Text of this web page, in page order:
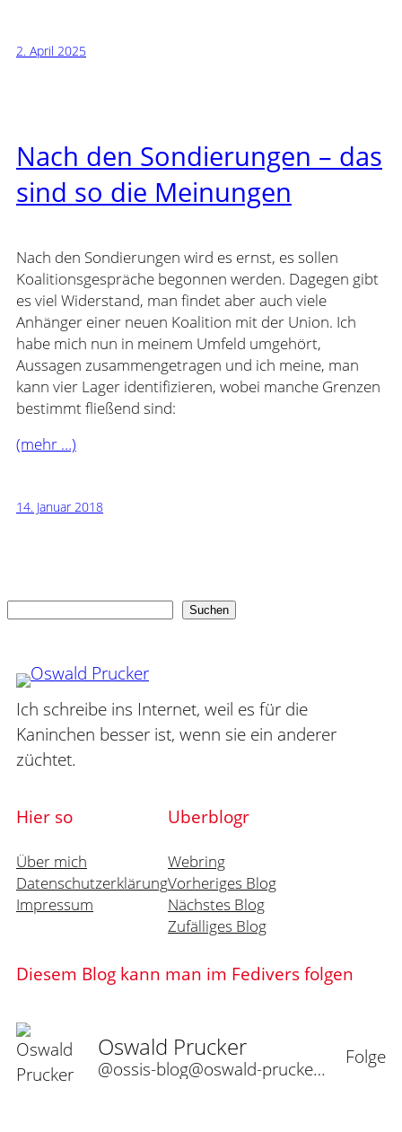
2. April 2025
Nach den Sondierungen – das
sind so die Meinungen
Nach den Sondierungen wird es ernst, es sollen
Koalitionsgespräche begonnen werden. Dagegen gibt
es viel Widerstand, man findet aber auch viele
Anhänger einer neuen Koalition mit der Union. Ich
habe mich nun in meinem Umfeld umgehört,
Aussagen zusammengetragen und ich meine, man
kann vier Lager identifizieren, wobei manche Grenzen
bestimmt fließend sind:
(mehr …)
14. Januar 2018
Suchen
Ich schreibe ins Internet, weil es für die
Kaninchen besser ist, wenn sie ein anderer
züchtet.
Hier so
Über mich
Datenschutzerklärung
Impressum
Uberblogr
Webring
Vorheriges Blog
Nächstes Blog
Zufälliges Blog
Diesem Blog kann man im Fedivers folgen
Oswald Prucker
@ossis-blog@oswald-prucker.de
Folge